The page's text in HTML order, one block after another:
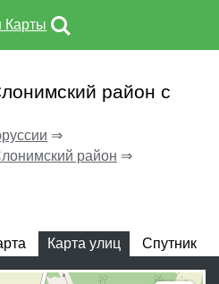
Карты
район с
⇒
район ⇒
Карта улиц Спутник